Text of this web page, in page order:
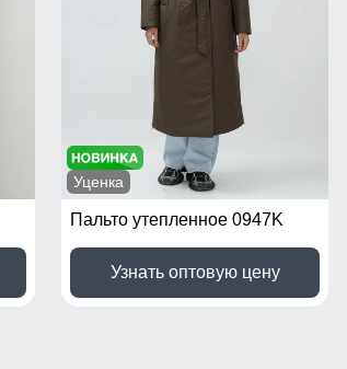
Уценка
Пальто утепленное 0947K
Узнать оптовую цену